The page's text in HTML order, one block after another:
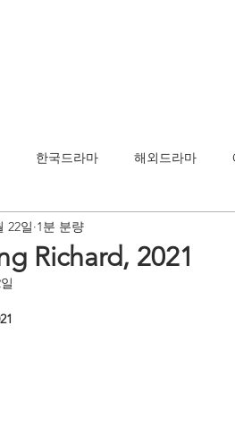
한국드라마 해외드라마
Richard, 2021
22일 1분 분량